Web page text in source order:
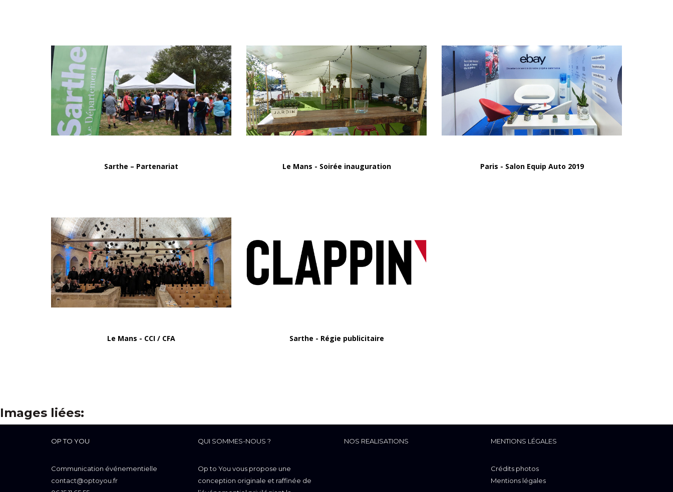
Sarthe – Partenariat Le Mans - Soirée inauguration Paris - Salon Equip Auto 2019
Le Mans - CCI / CFA Sarthe - Régie publicitaire
Images liées:
OP TO YOU
Communication événementielle
contact@optoyou.fr
QUI SOMMES-NOUS ?
Op to You vous propose une
conception originale et raffinée de
NOS REALISATIONS MENTIONS LÉGALES
Crédits photos
Mentions légales